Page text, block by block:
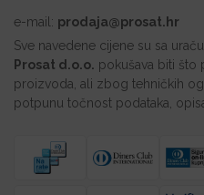
e-mail: prodaja@prosat.hr
Sve navedene cijene su sa
Prosat d.o.o. pokušava biti što
proizvoda, ali zbog tehničkih
potpunu točnost podataka,